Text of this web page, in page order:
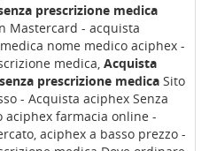
prescrizione medica
Mastercard - acquista
nome medico aciphex -
medica, Acquista
prescrizione medica Sito
- Acquista aciphex Senza
aciphex farmacia online -
aciphex a basso prezzo -